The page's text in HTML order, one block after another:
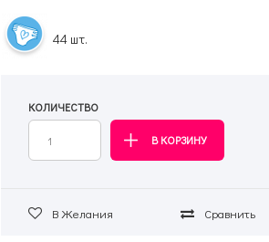
44 шт.
КОЛИЧЕСТВО
В Желания Сравнить